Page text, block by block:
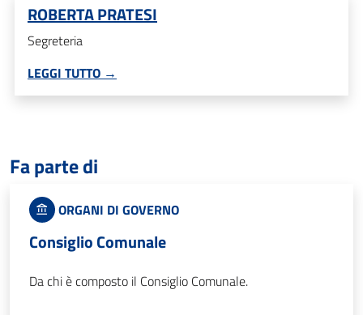
ROBERTA PRATESI
Segreteria
LEGGI TUTTO →
Fa parte di
ORGANI DI GOVERNO
Consiglio Comunale
Da chi è composto il Consiglio Comunale.